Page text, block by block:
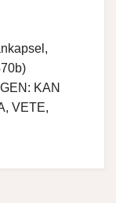
KAN
VETE,